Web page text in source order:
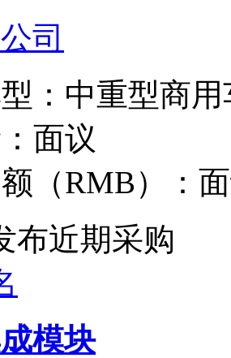
司
： 中重型商
面议
（RMB）：
布近期采购
模块